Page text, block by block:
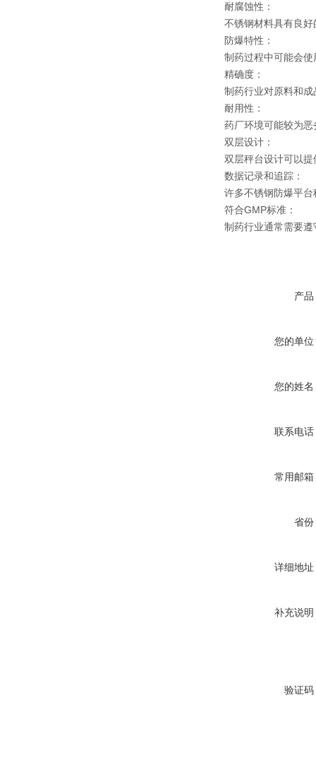
耐腐蚀性：
不锈钢材料具有良
防爆特性：
制药过程中可能会
精确度：
制药行业对原料和
耐用性：
药厂环境可能较为
双层设计：
双层秤台设计可以
数据记录和追踪：
许多不锈钢防爆平
符合GMP标准：
制药行业通常需要
产品
您的单位
您的姓名
联系电话
常用邮箱
省份
详细地址
补充说明
验证码